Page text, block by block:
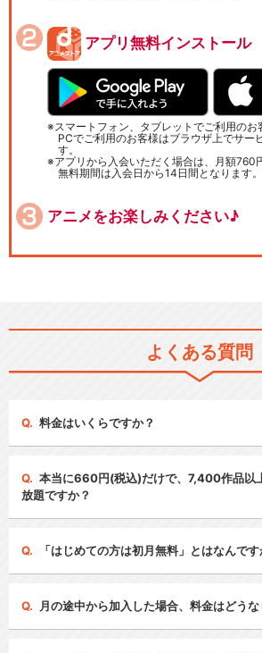
アプリ無料インストール
スマートフォン、タブレットでご利用のお
PCでご利用のお客様はブラウザ上でサー
す。
アプリから入会いただく場合は、月額760
無料期間は入会日から14日間となります。
アニメをお楽しみください♪
よくある質問
料金はいくらですか？
本当に660円(税込)だけで、7,400作品以
放題ですか？
「はじめての方は初月無料」とはなんです
月の途中から加入した場合、料金はどうな